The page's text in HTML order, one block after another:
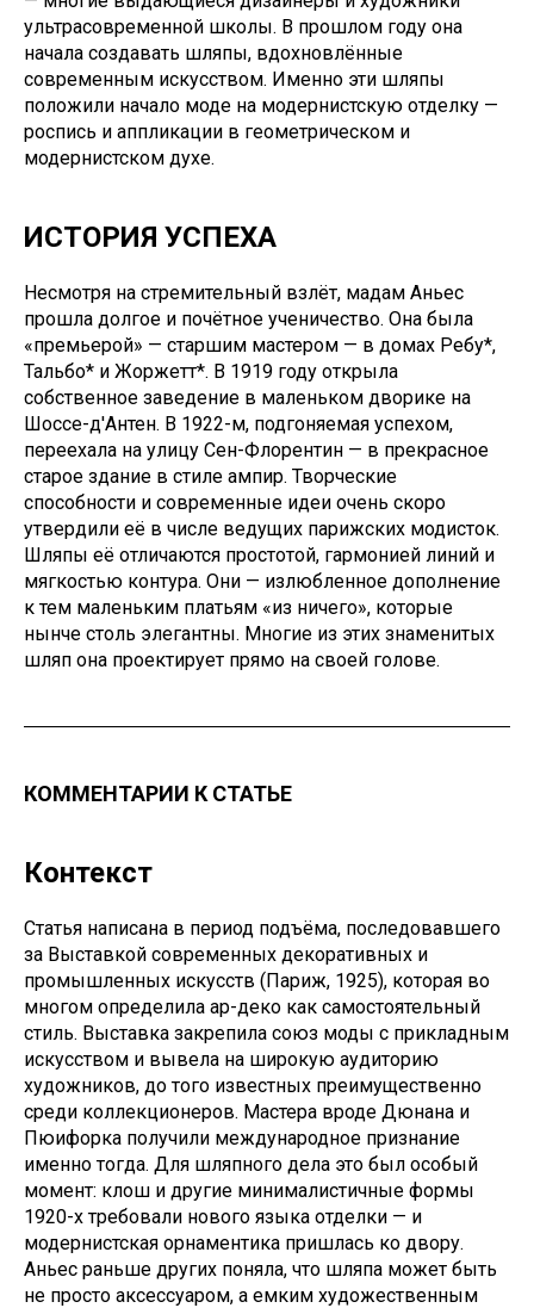
ультрасовременной школы. В прошлом году она
начала создавать шляпы, вдохновлённые
современным искусством. Именно эти шляпы
положили начало моде на модернистскую отделку —
роспись и аппликации в геометрическом и
модернистском духе.
ИСТОРИЯ УСПЕХА
Несмотря на стремительный взлёт, мадам Аньес
прошла долгое и почётное ученичество. Она была
«премьерой» — старшим мастером — в домах Ребу*,
Тальбо* и Жоржетт*. В 1919 году открыла
собственное заведение в маленьком дворике на
Шоссе-д'Антен. В 1922-м, подгоняемая успехом,
переехала на улицу Сен-Флорентин — в прекрасное
старое здание в стиле ампир. Творческие
способности и современные идеи очень скоро
утвердили её в числе ведущих парижских модисток.
Шляпы её отличаются простотой, гармонией линий и
мягкостью контура. Они — излюбленное дополнение
к тем маленьким платьям «из ничего», которые
нынче столь элегантны. Многие из этих знаменитых
шляп она проектирует прямо на своей голове.
КОММЕНТАРИИ К СТАТЬЕ
Контекст
Статья написана в период подъёма, последовавшего
за Выставкой современных декоративных и
промышленных искусств (Париж, 1925), которая во
многом определила ар-деко как самостоятельный
стиль. Выставка закрепила союз моды с прикладным
искусством и вывела на широкую аудиторию
художников, до того известных преимущественно
среди коллекционеров. Мастера вроде Дюнана и
Пюифорка получили международное признание
именно тогда. Для шляпного дела это был особый
момент: клош и другие минималистичные формы
1920-х требовали нового языка отделки — и
модернистская орнаментика пришлась ко двору.
Аньес раньше других поняла, что шляпа может быть
не просто аксессуаром, а емким художественным